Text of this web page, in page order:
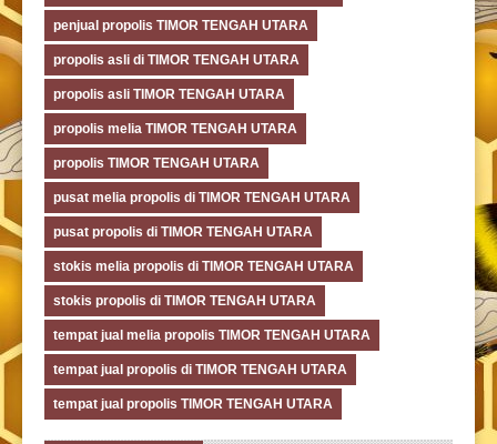
penjual propolis TIMOR TENGAH UTARA
propolis asli di TIMOR TENGAH UTARA
propolis asli TIMOR TENGAH UTARA
propolis melia TIMOR TENGAH UTARA
propolis TIMOR TENGAH UTARA
pusat melia propolis di TIMOR TENGAH UTARA
pusat propolis di TIMOR TENGAH UTARA
stokis melia propolis di TIMOR TENGAH UTARA
stokis propolis di TIMOR TENGAH UTARA
tempat jual melia propolis TIMOR TENGAH UTARA
tempat jual propolis di TIMOR TENGAH UTARA
tempat jual propolis TIMOR TENGAH UTARA